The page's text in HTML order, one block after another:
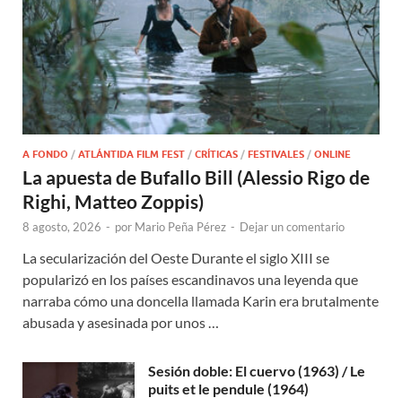
A FONDO / ATLÁNTIDA FILM FEST / CRÍTICAS / FESTIVALES / ONLINE
La apuesta de Bufallo Bill (Alessio Rigo de
Righi, Matteo Zoppis)
8 agosto, 2026 - por Mario Peña Pérez - Dejar un comentario
La secularización del Oeste Durante el siglo XIII se
popularizó en los países escandinavos una leyenda que
narraba cómo una doncella llamada Karin era brutalmente
abusada y asesinada por unos …
Sesión doble: El cuervo (1963) / Le
puits et le pendule (1964)